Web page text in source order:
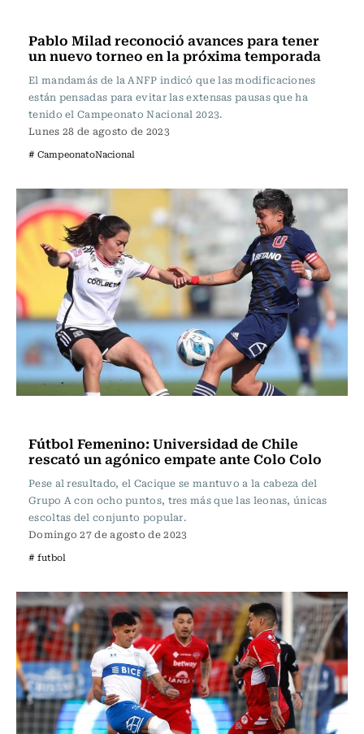
Pablo Milad reconoció avances para tener
un nuevo torneo en la próxima temporada
El mandamás de la ANFP indicó que las modificaciones
están pensadas para evitar las extensas pausas que ha
tenido el Campeonato Nacional 2023.
Lunes 28 de agosto de 2023
# CampeonatoNacional
Fútbol Femenino: Universidad de Chile
rescató un agónico empate ante Colo Colo
Pese al resultado, el Cacique se mantuvo a la cabeza del
Grupo A con ocho puntos, tres más que las leonas, únicas
escoltas del conjunto popular.
Domingo 27 de agosto de 2023
# futbol